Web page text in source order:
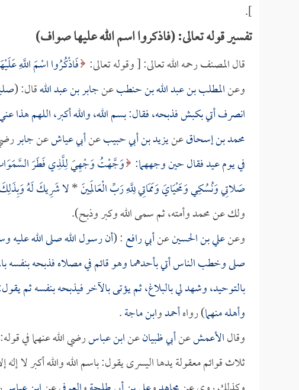
].
تفسير قوله تعالى: (فاذكروا اسم الله عليها صواف)
قال المصنف رحمه الله تعالى: [ وقوله تعالى: فَاذْكُرُوا اسْمَ اللَّهِ
وعنالمطلب بن عبد الله بن حنطبعنجابر بن عبد اللهقال: (
انصرف أتي بكبش فذبحه، فقال: بسم الله، والله أكبر، اللهم
محمد بن إسحاقعنيزيد بن أبي حبيبعنأبي عياشعنجابر
في يوم عيد فقال حين وجههما: وَجَّهْتُ وَجْهِيَ لِلَّذِي فَطَرَ السَّمَوَاتِ
صَلاتِي وَنُسُكِي وَمَحْيَايَ وَمَمَاتِي لِلَّهِ رَبِّ الْعَالَمِينَ*لا شَرِيكَ لَهُ
ولك عن محمد وأمته، ثم سمى الله وكبر وذبح).
وعنعلي بن الحسينعنأبي رافع: (أن رسول الله صلى الله عليه
صلى وخطب الناس أتي بأحدهما وهو قائم في مصلاه فذبحه بنفسه
بالتوحيد، وشهد لي بالبلاغ، ثم يؤتى بالآخر فيذبحه بنفسه ثم
وأهله منهما) رواهأحمدوابن ماجة.
وقالالأعمشعنأبي ظبيانعنابن عباسرضي الله عنهما في قوله:
ثلاث قوائم معقولة يدها اليسرى يقول: باسم الله والله أكبر لا إله